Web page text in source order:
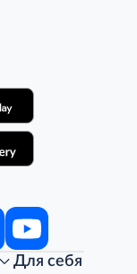
Для себя